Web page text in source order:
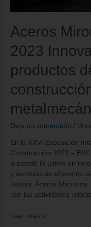
Aceros
2023
productos
Deja un comentario /
En la XXVI Exposición
Construcción 2023 –
presentó lo último en
y servicios en el evento
Jockey. Aceros
con las actividades
Leer más »